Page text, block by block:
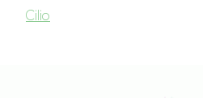
Cilio